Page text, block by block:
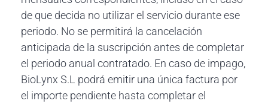
de que decida no utilizar el servicio durante ese
periodo. No se permitirá la cancelación
anticipada de la suscripción antes de completar
el periodo anual contratado. En caso de impago,
BioLynx S.L podrá emitir una única factura por
el importe pendiente hasta completar el